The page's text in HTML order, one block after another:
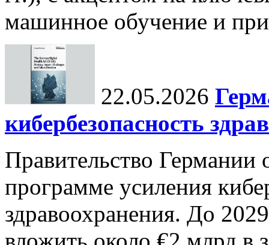
машинное обучение и
22.05.2026
кибербезопасность
Правительство
программе усиления
здравоохранения. До